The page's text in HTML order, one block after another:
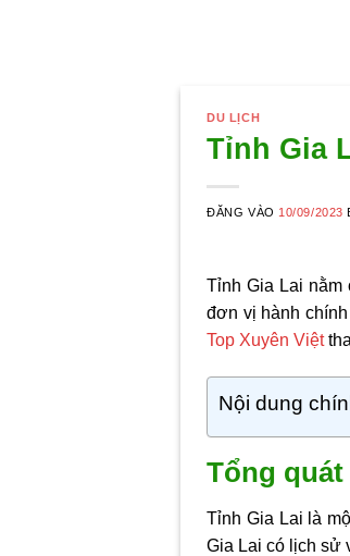
DU LỊCH
Tỉnh Gia
ĐĂNG VÀO 10/09/2023
Tỉnh Gia Lai nằm
đơn vị hành
Top Xuyên Việt
Nội dung
Tổng quát
Tỉnh Gia Lai là
Gia Lai có lịch sử